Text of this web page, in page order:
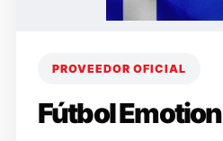
PROVEEDOR OFICIAL
Fútbol Emotion